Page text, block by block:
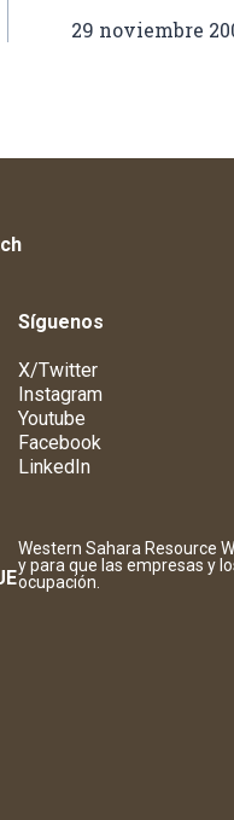
29 noviembre
Síguenos
X/Twitter
Instagram
Youtube
Facebook
LinkedIn
Western Sahara Resource
y para que las empresas y
ocupación.